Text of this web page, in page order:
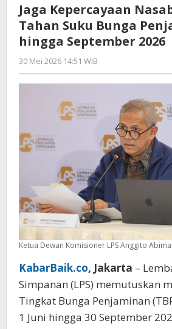
LPS
Tahan
Suku
2026
Jaga Kepercayaan
Tahan Suku Bunga
hingga September 2026
30 Mei 2026 14:51 WIB
Imam
WD
Ketua Dewan Komisioner LPS Anggito
KabarBaik.co, Jakarta –
Simpanan (LPS) memutuskan
Tingkat Bunga Penjaminan
1 Juni hingga 30 September